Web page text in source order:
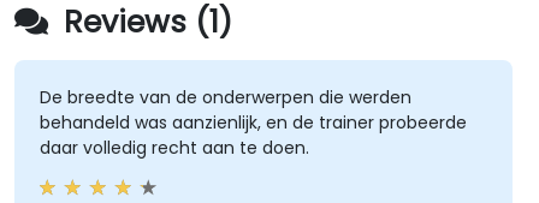
Reviews (1)
De breedte van de onderwerpen die werden
behandeld was aanzienlijk, en de trainer probeerde
daar volledig recht aan te doen.